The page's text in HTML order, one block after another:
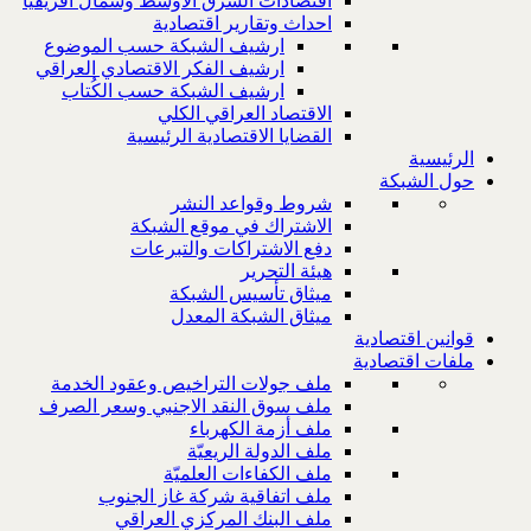
احداث وتقارير اقتصادية
ارشيف الشبكة حسب الموضوع
ارشيف الفكر الاقتصادي العراقي
ارشيف الشبكة حسب الكُتاب
الاقتصاد العراقي الكلي
القضايا الاقتصادية الرئيسية
الرئيسية
حول الشبكة
شروط وقواعد النشر
الاشتراك في موقع الشبكة
دفع الاشتراكات والتبرعات
هيئة التحرير
ميثاق تأسيس الشبكة
ميثاق الشبكة المعدل
قوانين اقتصادية
ملفات اقتصادية
ملف جولات التراخيص وعقود الخدمة
ملف سوق النقد الاجنبي وسعر الصرف
ملف أزمة الكهرباء
ملف الدولة الريعيّة
ملف الكفاءات العلميّة
ملف اتفاقية شركة غاز الجنوب
ملف البنك المركزي العراقي